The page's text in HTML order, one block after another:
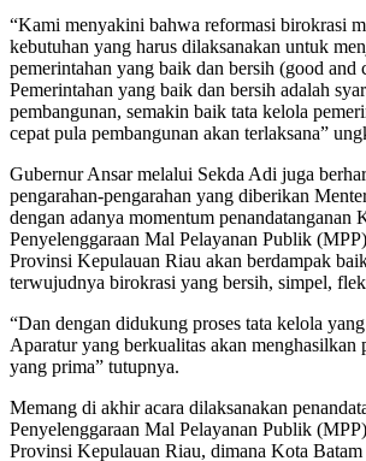
“Kami menyakini bahwa reformasi birokrasi
kebutuhan yang harus dilaksanakan untuk
pemerintahan yang baik dan bersih (good and
Pemerintahan yang baik dan bersih adalah
pembangunan, semakin baik tata kelola
cepat pula pembangunan akan terlaksana”
Gubernur Ansar melalui Sekda Adi juga
pengarahan-pengarahan yang diberikan
dengan adanya momentum penandatanganan
Penyelenggaraan Mal Pelayanan Publik
Provinsi Kepulauan Riau akan berdampak
terwujudnya birokrasi yang bersih, simpel,
“Dan dengan didukung proses tata kelola
Aparatur yang berkualitas akan menghasilkan
yang prima” tutupnya.
Memang di akhir acara dilaksanakan
Penyelenggaraan Mal Pelayanan Publik
Provinsi Kepulauan Riau, dimana Kota